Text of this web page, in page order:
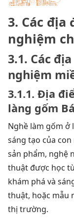
3. Các
nghiệm
3.1. Các
nghiệm
3.1.1. Địa
làng gốm
Nghề làm gốm ở
sáng tạo của
sản phẩm, nghệ
thuật được học
khám phá và
thuật, hoặc mẫu
thị trường.